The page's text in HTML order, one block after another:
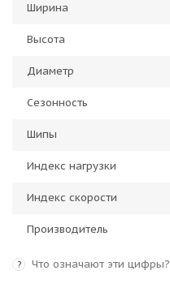
Ширина
Высота
Диаметр
Сезонность
Шипы
Индекс нагрузки
Индекс скорости
Производитель
? Что означают эти цифры?